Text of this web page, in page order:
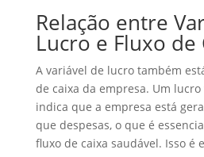
Relação entre
Lucro e Fluxo de
A variável de lucro também
de caixa da empresa. Um
indica que a empresa está
que despesas, o que é
fluxo de caixa saudável. Isso é